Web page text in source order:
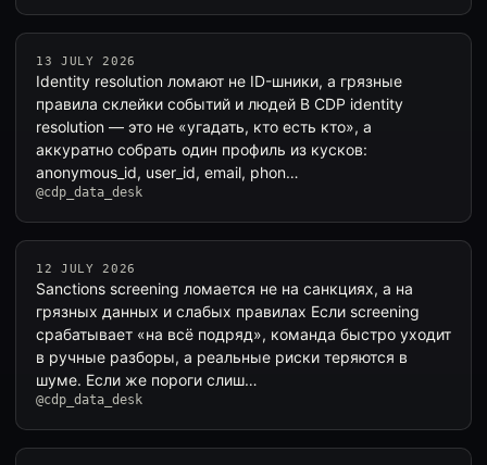
13 JULY 2026
Identity resolution ломают не ID-шники, а грязные
правила склейки событий и людей В CDP identity
resolution — это не «угадать, кто есть кто», а
аккуратно собрать один профиль из кусков:
anonymous_id, user_id, email, phon…
@cdp_data_desk
12 JULY 2026
Sanctions screening ломается не на санкциях, а на
грязных данных и слабых правилах Если screening
срабатывает «на всё подряд», команда быстро уходит
в ручные разборы, а реальные риски теряются в
шуме. Если же пороги слиш…
@cdp_data_desk